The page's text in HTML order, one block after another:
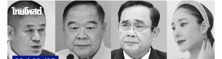
ยมนูญ สิวาภิรมย์รัตน์ ส.ส.บัญชีรายชื่อ